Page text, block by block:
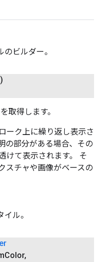
ビルダー。
取得します。
ーク上に繰り返し表示さ
の部分がある場合、その
けて表示されます。 そ
スチャや画像がベースの
ル。
Color,